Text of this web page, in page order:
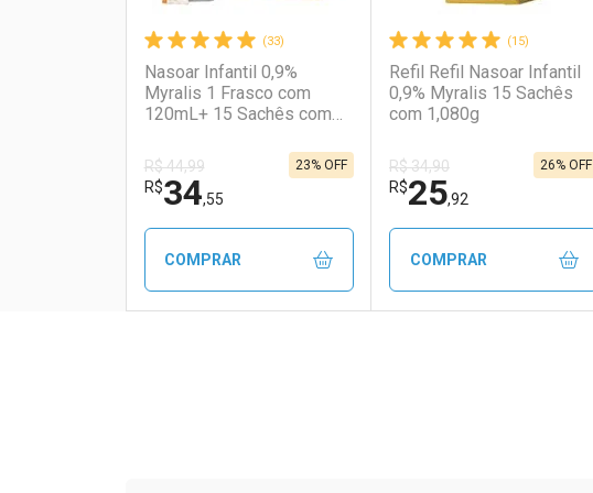
(33)
Nasoar Infantil 0,9%
Myralis 1 Frasco com
120mL+ 15 Sachês com
R$ 44,99
R$34,55
23% OFF
COMPRAR
(15)
Refil Refil Nasoar Infantil
0,9% Myralis 15 Sachês
com 1,080g
R$ 34,90
R$25,92
26% OFF
COMPRAR